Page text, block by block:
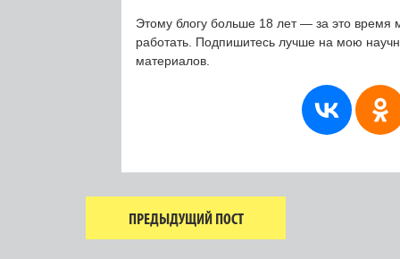
Этому блогу больше 18 лет — за это время
работать. Подпишитесь лучше на мою
материалов.
ПРЕДЫДУЩИЙ ПОСТ